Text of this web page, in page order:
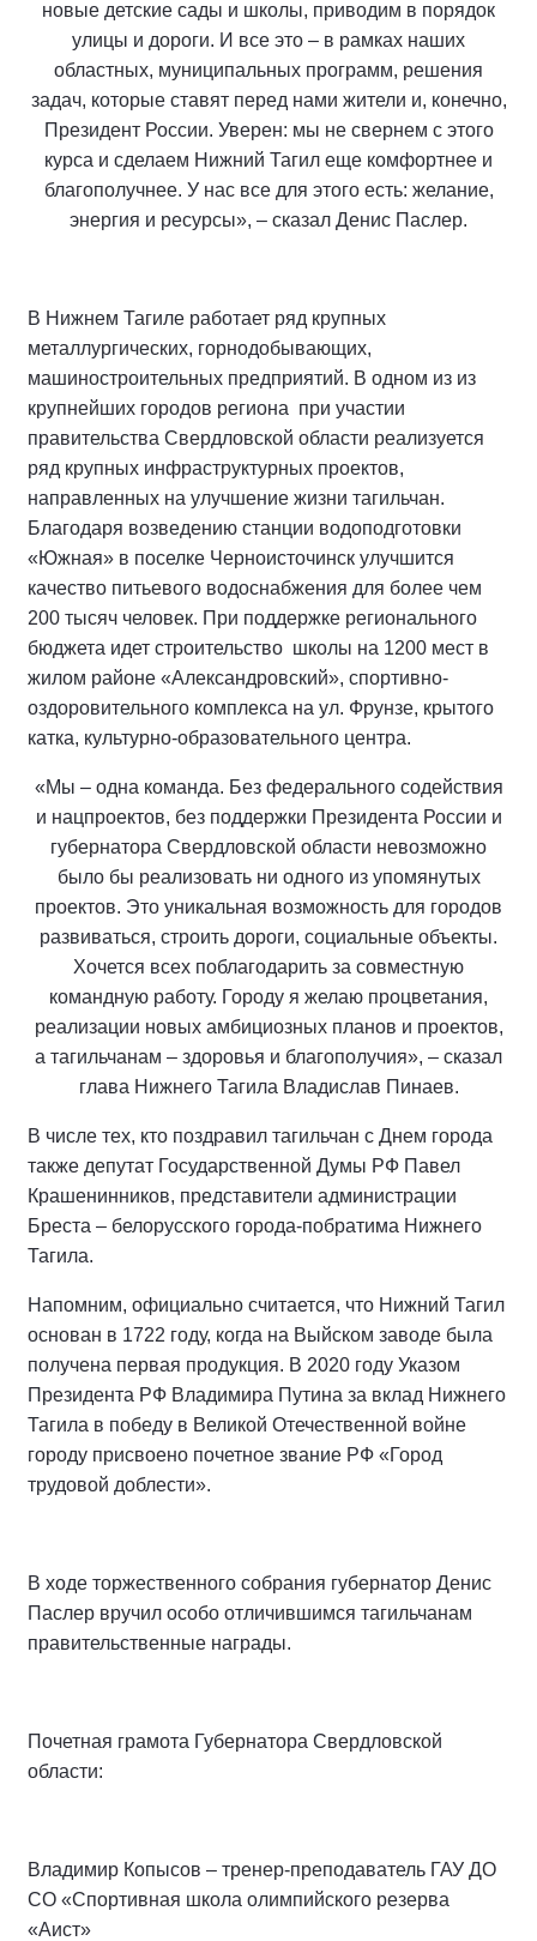
новые детские сады и школы, приводим в порядок
улицы и дороги. И все это – в рамках наших
областных, муниципальных программ, решения
задач, которые ставят перед нами жители и, конечно,
Президент России. Уверен: мы не свернем с этого
курса и сделаем Нижний Тагил еще комфортнее и
благополучнее. У нас все для этого есть: желание,
энергия и ресурсы», – сказал Денис Паслер.
В Нижнем Тагиле работает ряд крупных
металлургических, горнодобывающих,
машиностроительных предприятий. В одном из из
крупнейших городов региона при участии
правительства Свердловской области реализуется
ряд крупных инфраструктурных проектов,
направленных на улучшение жизни тагильчан.
Благодаря возведению станции водоподготовки
«Южная» в поселке Черноисточинск улучшится
качество питьевого водоснабжения для более чем
200 тысяч человек. При поддержке регионального
бюджета идет строительство школы на 1200 мест в
жилом районе «Александровский», спортивно-
оздоровительного комплекса на ул. Фрунзе, крытого
катка, культурно-образовательного центра.
«Мы – одна команда. Без федерального содействия
и нацпроектов, без поддержки Президента России и
губернатора Свердловской области невозможно
было бы реализовать ни одного из упомянутых
проектов. Это уникальная возможность для городов
развиваться, строить дороги, социальные объекты.
Хочется всех поблагодарить за совместную
командную работу. Городу я желаю процветания,
реализации новых амбициозных планов и проектов,
а тагильчанам – здоровья и благополучия», – сказал
глава Нижнего Тагила Владислав Пинаев.
В числе тех, кто поздравил тагильчан с Днем города
также депутат Государственной Думы РФ Павел
Крашенинников, представители администрации
Бреста – белорусского города-побратима Нижнего
Тагила.
Напомним, официально считается, что Нижний Тагил
основан в 1722 году, когда на Выйском заводе была
получена первая продукция. В 2020 году Указом
Президента РФ Владимира Путина за вклад Нижнего
Тагила в победу в Великой Отечественной войне
городу присвоено почетное звание РФ «Город
трудовой доблести».
В ходе торжественного собрания губернатор Денис
Паслер вручил особо отличившимся тагильчанам
правительственные награды.
Почетная грамота Губернатора Свердловской
области:
Владимир Копысов – тренер-преподаватель ГАУ ДО
СО «Спортивная школа олимпийского резерва
«Аист»